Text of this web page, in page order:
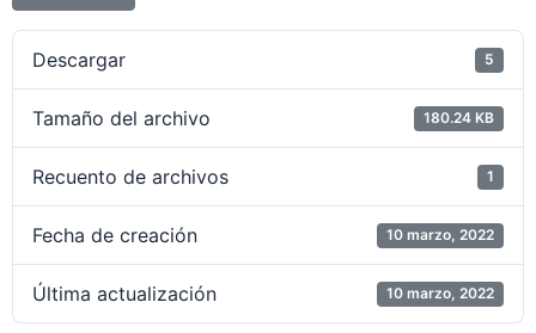
Descargar 5
Tamaño del archivo 180.24 KB
Recuento de archivos 1
Fecha de creación 10 marzo, 2022
Última actualización 10 marzo, 2022